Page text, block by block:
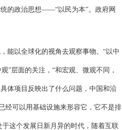
的政治思想——“以民为本”。政府网
能以全球化的视角去观察事物。 “以中
观”层面的关注， “和宏观、微观不同，
体项目反映出了什么问题，中国和沿
经可以用基础设施来形容它，它不是排
这个发展日新月异的时代，随着互联